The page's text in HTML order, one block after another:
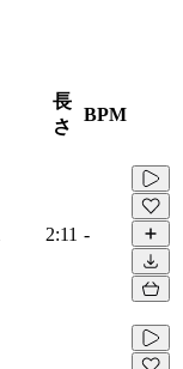
長
さ
BPM
2:11 -